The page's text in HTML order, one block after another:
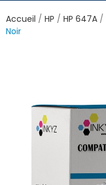
Accueil HP HP 647A
Noir